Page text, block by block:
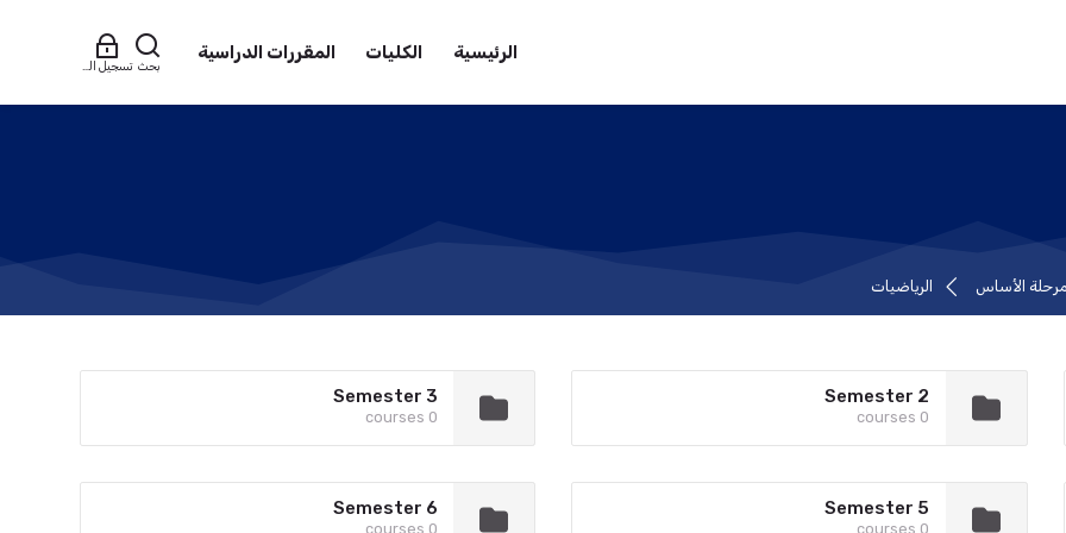
الرئيسية
الكليات المقررات الدراسية
بحث تسجيل الدخول
مرحلة الأساس الرياضيات
Semester 2
0 courses
Semester 3
0 courses
Semester 5
0 courses
Semester 6
0 courses